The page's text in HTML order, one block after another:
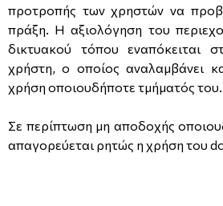
προτροπής των χρηστών να
πράξη. Η αξιολόγηση του
δικτυακού τόπου εναπόκειται
χρήστη, ο οποίος αναλαμβάνει
χρήση οποιουδήποτε τμήματός του.
Σε περίπτωση μη αποδοχής
απαγορεύεται ρητώς η χρήση του